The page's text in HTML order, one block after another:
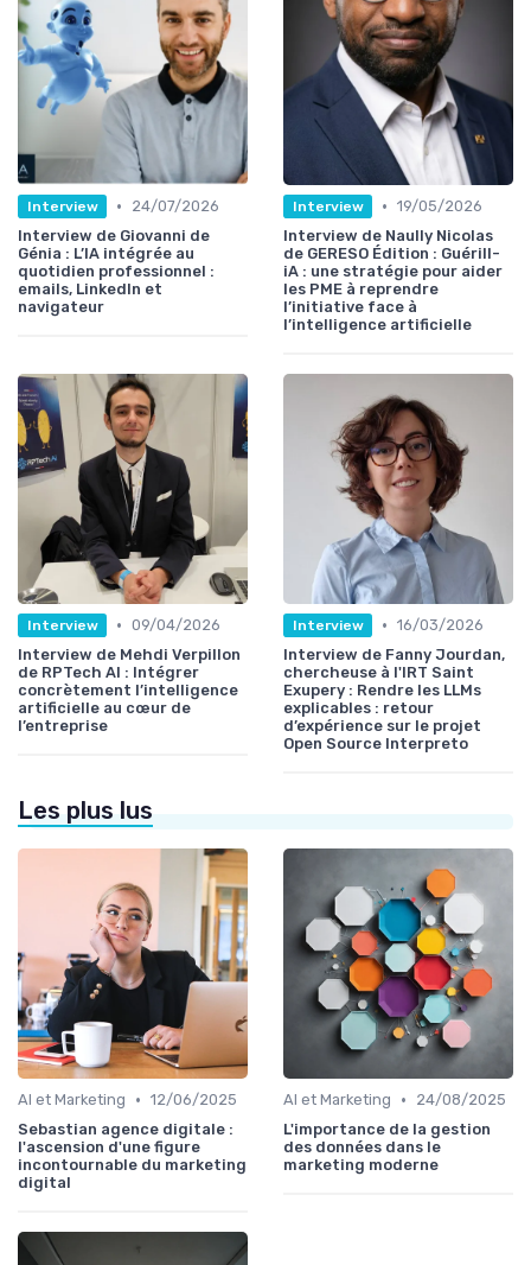
Interview •
24/07/2026
Interview de Giovanni de
Génia : L’IA intégrée au
quotidien professionnel :
emails, LinkedIn et
navigateur
Interview • 19/05/2026
Interview de Naully Nicolas
de GERESO Édition : Guérill-
iA : une stratégie pour aider
les PME à reprendre
l’initiative face à
l’intelligence artificielle
Interview • 09/04/2026
Interview de Mehdi Verpillon
de RPTech AI : Intégrer
concrètement l’intelligence
artificielle au cœur de
l’entreprise
Interview • 16/03/2026
Interview de Fanny Jourdan,
chercheuse à l'IRT Saint
Exupery : Rendre les LLMs
explicables : retour
d’expérience sur le projet
Open Source Interpreto
Les plus lus
AI et Marketing • 12/06/2025
Sebastian agence digitale :
l'ascension d'une figure
incontournable du marketing
digital
AI et Marketing •
24/08/2025
L'importance de la gestion
des données dans le
marketing moderne